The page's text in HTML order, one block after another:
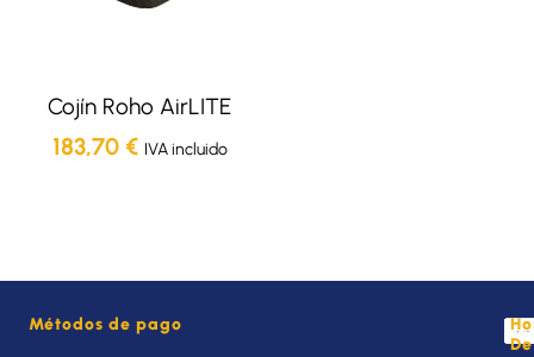
Cojín Roho AirLITE
183,70 € IVA incluido
Métodos de pago